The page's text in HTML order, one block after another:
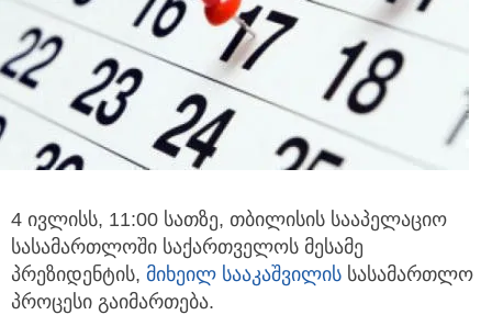
4 ივლისს, 11:00 სათზე, თბილისის სააპელაციო
სასამართლოში საქართველოს მესამე
პრეზიდენტის, მიხეილ სააკაშვილის სასამართლო
პროცესი გაიმართება.